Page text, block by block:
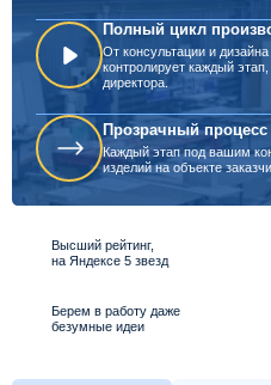
Полный цикл
От консультации и
контролирует каждый
директора.
Прозрачный
Каждый этап под вашим
изделий на объекте
Высший рейтинг,
на Яндексе 5 звезд
Берем в работу даже
безумные идеи